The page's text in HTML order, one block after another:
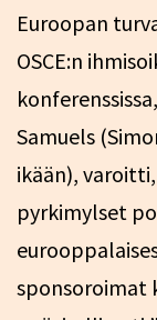
Euroopan
OSCE:n
Samuels
ikään),
pyrkimylset
sponsoroimat